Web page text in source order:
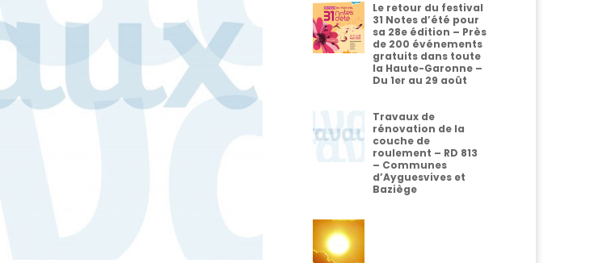
Le retour du festival
31 Notes d’été pour
sa 28e édition – Près
de 200 événements
gratuits dans toute
la Haute-Garonne –
Du 1er au 29 août
Travaux de
rénovation de la
couche de
roulement – RD 813
– Communes
d’Ayguesvives et
Baziège